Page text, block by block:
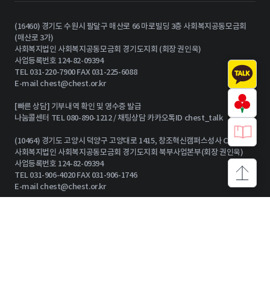
상단으
(16460) 경기도 수원시 팔달구 매산로 66 마로빌딩 3층 사회복지공동모금회
(매산로 3가)
사회복지법인 사회복지공동모금회 경기도지회 (회장 권인욱)
사업등록번호 124-82-09394
TEL 031-220-7900 FAX 031-225-6088
E-mailchest@chest.or.kr
[빠른 상담] 기부내역 확인 및 영수증 발급
나눔콜센터 TEL 080-890-1212 / 채팅상담 카카오톡ID chest_talk
(10464) 경기도 고양시 덕양구 고양대로 1415, 창조혁신캠퍼스성사 C동 15층
사회복지법인 사회복지공동모금회 경기도지회 북부사업본부(회장 권인욱)
사업등록번호 124-82-09394
TEL 031-906-4020 FAX 031-906-1746
E-mailchest@chest.or.kr